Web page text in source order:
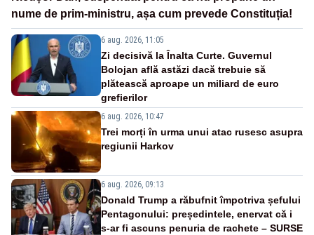
nume de prim-ministru, așa cum prevede Constituția!
6 aug. 2026, 11:05
Zi decisivă la Înalta Curte. Guvernul
Bolojan află astăzi dacă trebuie să
plătească aproape un miliard de euro
grefierilor
6 aug. 2026, 10:47
Trei morți în urma unui atac rusesc asupra
regiunii Harkov
6 aug. 2026, 09:13
Donald Trump a răbufnit împotriva șefului
Pentagonului: președintele, enervat că i
s-ar fi ascuns penuria de rachete – SURSE